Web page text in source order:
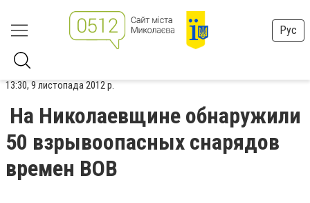
Рус
13:30, 9 листопада 2012 р.
На Николаевщине обнаружили
50 взрывоопасных снарядов
времен ВОВ